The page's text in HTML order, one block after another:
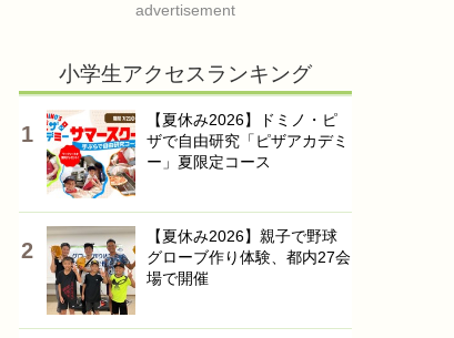
advertisement
小学生アクセスランキング
【夏休み2026】ドミノ・ピ
ザで自由研究「ピザアカデミ
ー」夏限定コース
【夏休み2026】親子で野球
グローブ作り体験、都内27会
場で開催